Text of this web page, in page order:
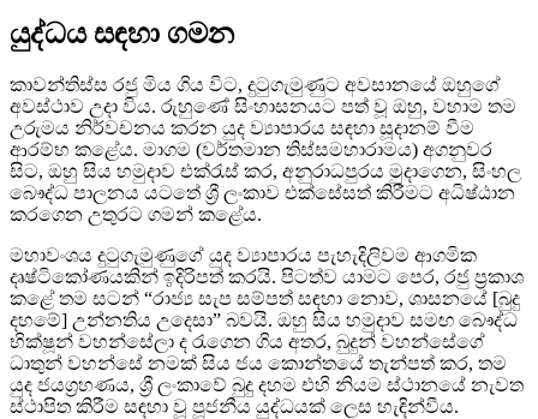
යුද්ධය සඳහා ගමන
කාවන්තිස්ස රජු මිය ගිය විට, දුටුගැමුණුට අවසානයේ ඔහුගේ
අවස්ථාව උදා විය. රුහුණේ සිංහාසනයට පත් වූ ඔහු, වහාම තම
උරුමය නිර්වචනය කරන යුද ව්‍යාපාරය සඳහා සූදානම් වීම
ආරම්භ කළේය. මාගම (වර්තමාන තිස්සමහාරාමය) අගනුවර
සිට, ඔහු සිය හමුදාව එක්රැස් කර, අනුරාධපුරය මුදාගෙන, සිංහල
බෞද්ධ පාලනය යටතේ ශ්‍රී ලංකාව එක්සේසත් කිරීමට අධිෂ්ඨාන
කරගෙන උතුරට ගමන් කළේය.
මහාවංශය දුටුගැමුණුගේ යුද ව්‍යාපාරය පැහැදිලිවම ආගමික
දෘෂ්ටිකෝණයකින් ඉදිරිපත් කරයි. පිටත්ව යාමට පෙර, රජු ප්‍රකාශ
කළේ තම සටන් “රාජ්‍ය සැප සම්පත් සඳහා නොව, ශාසනයේ [බුදු
දහමේ] උන්නතිය උදෙසා” බවයි. ඔහු සිය හමුදාව සමඟ බෞද්ධ
භික්ෂූන් වහන්සේලා ද රැගෙන ගිය අතර, බුදුන් වහන්සේගේ
ධාතුන් වහන්සේ නමක් සිය ජය කොන්තයේ තැන්පත් කර, තම
යුද ජයග්‍රහණය, ශ්‍රී ලංකාවේ බුදු දහම එහි නියම ස්ථානයේ නැවත
ස්ථාපිත කිරීම සඳහා වූ පූජනීය යුද්ධයක් ලෙස හැඳින්වීය.